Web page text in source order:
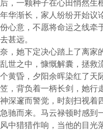
，一颗种子在心田悄然生
华渐长，家人纷纷开始议
心意，不愿将命运之线牵
甚远。
，她下定决心踏上了离家
世之中，慷慨解囊，拯救
黄昏，夕阳余晖染红了天
，背负着一柄长剑，她行
深邃而警觉，时刻扫视着
驰而来。马云禄顿时感到
中猎猎作响，当他的目光